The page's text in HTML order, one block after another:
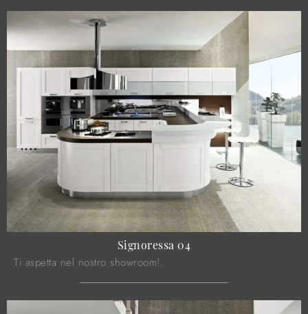
Signoressa 04
Ti aspetta nel nostro showroom!.